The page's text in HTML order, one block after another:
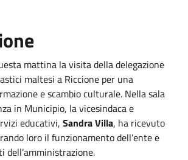
mattina la visita della delegazione
maltesi a Riccione per una
e scambio culturale. Nella sala
in Municipio, la vicesindaca e
educativi, Sandra Villa, ha ricevuto
loro il funzionamento dell’ente e
dell’amministrazione.